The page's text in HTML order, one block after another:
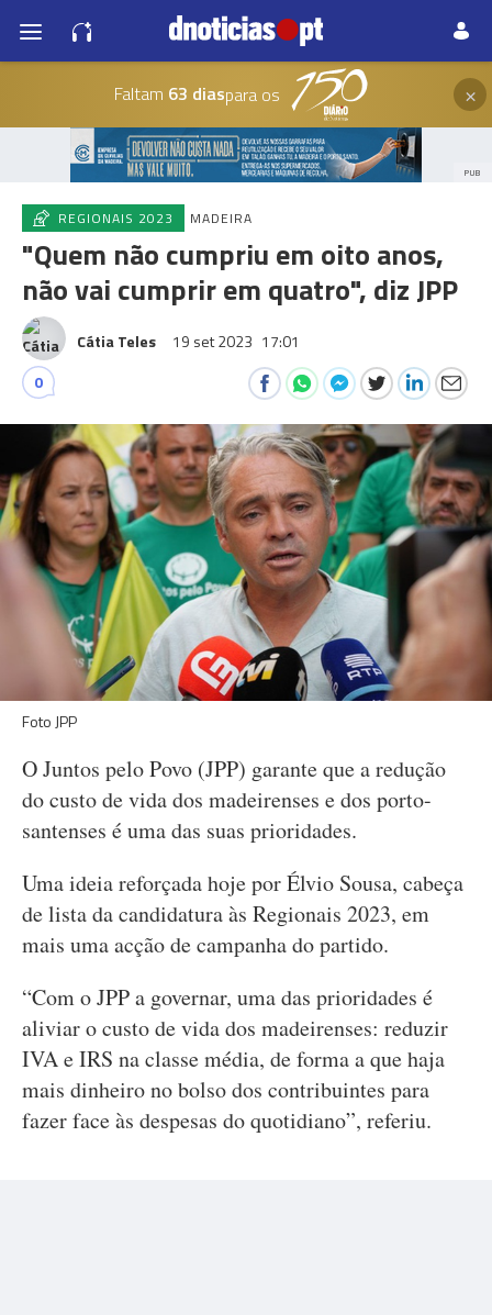
Faltam 63 diaspara os ×
PUB
REGIONAIS 2023 MADEIRA
"Quem não cumpriu em oito anos,
não vai cumprir em quatro", diz JPP
Cátia Teles 19 set 2023 17:01
0
Foto JPP
O Juntos pelo Povo (JPP) garante que a redução
do custo de vida dos madeirenses e dos porto-
santenses é uma das suas prioridades.
Uma ideia reforçada hoje por Élvio Sousa, cabeça
de lista da candidatura às Regionais 2023, em
mais uma acção de campanha do partido.
“Com o JPP a governar, uma das prioridades é
aliviar o custo de vida dos madeirenses: reduzir
IVA e IRS na classe média, de forma a que haja
mais dinheiro no bolso dos contribuintes para
fazer face às despesas do quotidiano”, referiu.